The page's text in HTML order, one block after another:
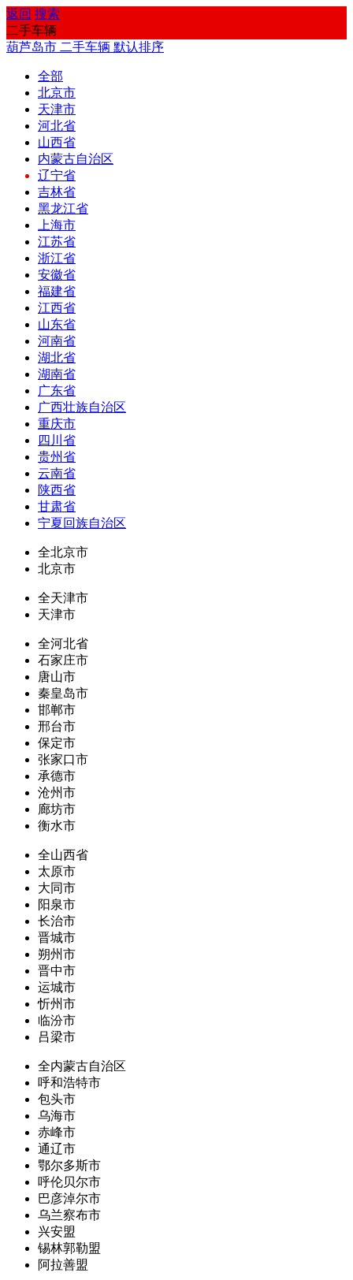
返回 搜索
二手车辆
葫芦岛市 二手车辆 默认排序
全部
北京市
天津市
河北省
山西省
内蒙古自治区
辽宁省
吉林省
黑龙江省
上海市
江苏省
浙江省
安徽省
福建省
江西省
山东省
河南省
湖北省
湖南省
广东省
广西壮族自治区
重庆市
四川省
贵州省
云南省
陕西省
甘肃省
宁夏回族自治区
全北京市
北京市
全天津市
天津市
全河北省
石家庄市
唐山市
秦皇岛市
邯郸市
邢台市
保定市
张家口市
承德市
沧州市
廊坊市
衡水市
全山西省
太原市
大同市
阳泉市
长治市
晋城市
朔州市
晋中市
运城市
忻州市
临汾市
吕梁市
全内蒙古自治区
呼和浩特市
包头市
乌海市
赤峰市
通辽市
鄂尔多斯市
呼伦贝尔市
巴彦淖尔市
乌兰察布市
兴安盟
锡林郭勒盟
阿拉善盟